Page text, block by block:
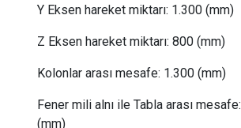
Y Eksen hareket miktarı: 1.300 (mm)
Z Eksen hareket miktarı: 800 (mm)
Kolonlar arası mesafe: 1.300 (mm)
Fener mili alnı ile Tabla arası mesafe:
(mm)